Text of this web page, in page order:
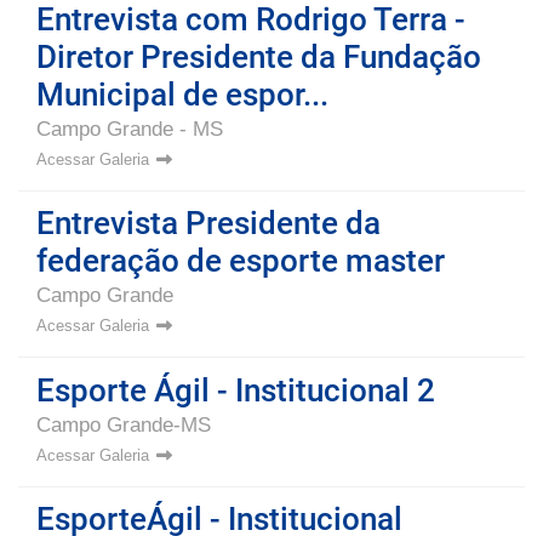
Entrevista com Rodrigo Terra -
Diretor Presidente da Fundação
Municipal de espor...
Campo Grande - MS
Acessar Galeria
Entrevista Presidente da
federação de esporte master
Campo Grande
Acessar Galeria
Esporte Ágil - Institucional 2
Campo Grande-MS
Acessar Galeria
EsporteÁgil - Institucional